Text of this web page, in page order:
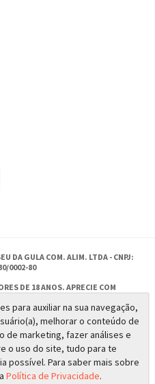
DA GULA COM. ALIM. LTDA - CNPJ:
0002-80
DE 18 ANOS. APRECIE COM
385 - Ribeirão Preto - SP
a MUSEU DA GULA
para auxiliar na sua navegação,
melhorar o conteúdo de
de marketing, fazer análises e
o uso do site, tudo para te
possível. Para saber mais sobre
Política de Privacidade.